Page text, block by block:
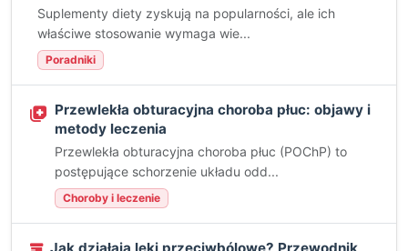
Suplementy diety zyskują na popularności, ale ich
właściwe stosowanie wymaga wie...
Poradniki
Przewlekła obturacyjna choroba płuc: objawy i
metody leczenia
Przewlekła obturacyjna choroba płuc (POChP) to
postępujące schorzenie układu odd...
Choroby i leczenie